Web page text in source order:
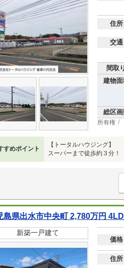
住所
交通
間取
建物面
総区画
所有権
すめポイント
【トータルハウジング】
スーパーまで徒歩約３分！
島県出水市中央町 2,780万円
新築一戸建て
価格
住所